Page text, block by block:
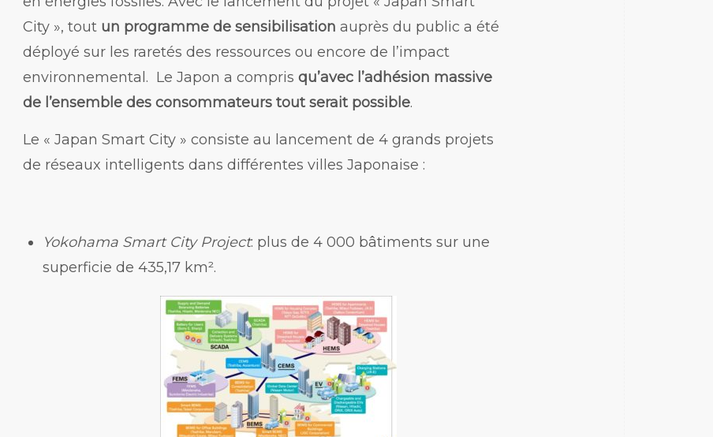
City », tout un programme de sensibilisation auprès du public a été
déployé sur les raretés des ressources ou encore de l’impact
environnemental. Le Japon a compris qu’avec l’adhésion massive
de l’ensemble des consommateurs tout serait possible.
Le « Japan Smart City » consiste au lancement de 4 grands projets
de réseaux intelligents dans différentes villes Japonaise :
Yokohama Smart City Project: plus de 4 000 bâtiments sur une
superficie de 435,17 km².